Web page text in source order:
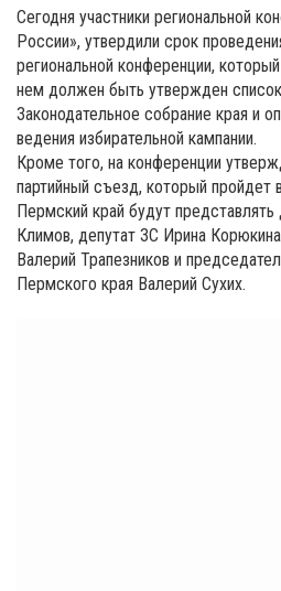
Сегодня участники региональной
России», утвердили срок
региональной конференции,
нем должен быть утвержден
Законодательное собрание края и
ведения избирательной кампании.
Кроме того, на конференции
партийный съезд, который пройдет
Пермский край будут
Климов, депутат ЗС Ирина
Валерий Трапезников и
Пермского края Валерий Сухих.